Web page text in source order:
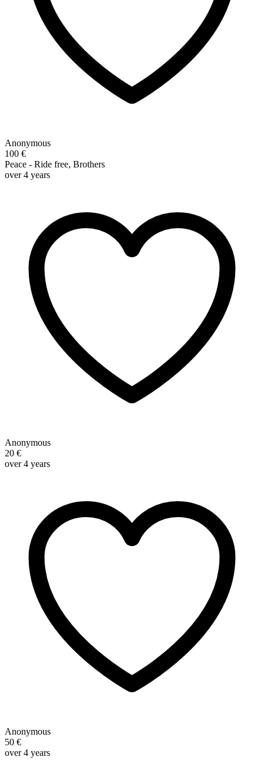
Anonymous
100 €
Peace - Ride free, Brothers
over 4 years
Anonymous
20 €
over 4 years
Anonymous
50 €
over 4 years